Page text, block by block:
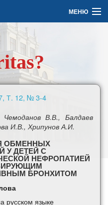
МЕНЮ
Т. 12, № 3-4
В.В., Балдаев
И.В., Хрипунов А.И.
ОБМЕННЫХ
У ДЕТЕЙ С
НЕФРОПАТИЕЙ
БРОНХИТОМ
русском языке